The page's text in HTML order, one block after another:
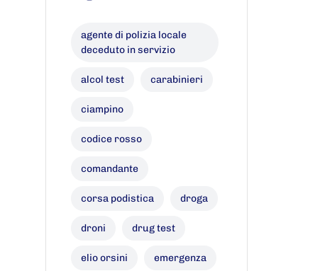
agente di polizia locale
deceduto in servizio
alcol test carabinieri
ciampino
codice rosso
comandante
corsa podistica droga
droni drug test
elio orsini emergenza